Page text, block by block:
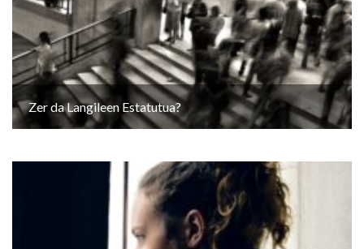
Zer da Langileen Estatutua?